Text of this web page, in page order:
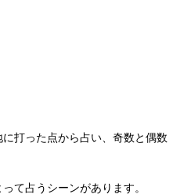
打った点から占い、奇数と偶数
て占うシーンがあります。